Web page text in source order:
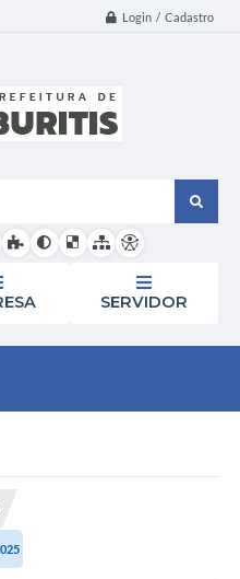
Login / Cadastro
SERVIDOR